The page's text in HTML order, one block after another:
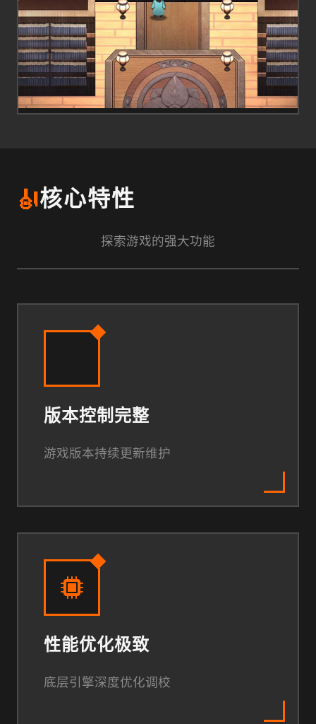
🎻核心特性
探索游戏的强大功能
版本控制完整
游戏版本持续更新维护
性能优化极致
底层引擎深度优化调校